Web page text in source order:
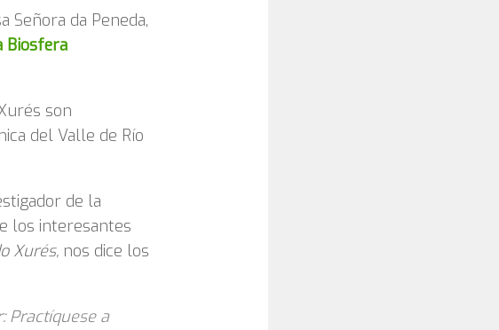
Señora da Peneda,
Biosfera
son
del Valle de Río
de la
los interesantes
Xurés, nos dice los
Practíquese a